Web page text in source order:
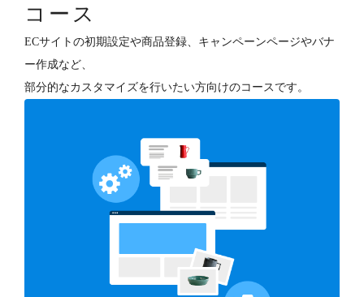
1,580,000円～
ECサイトの“勝ちパターン”を網羅したデザイン構築と、
各種支援（分析・集客・CRM・更新）を行います。
デザインフルカスタマイズ
800,000円～
オーナーさまのご要望に合わせて、ショップデザインを
フルカスタマイズします。
300,000円～
コース
ECサイトの初期設定や商品登録、キャンペーンページやバナ
ー作成など、
部分的なカスタマイズを行いたい方向けのコースです。